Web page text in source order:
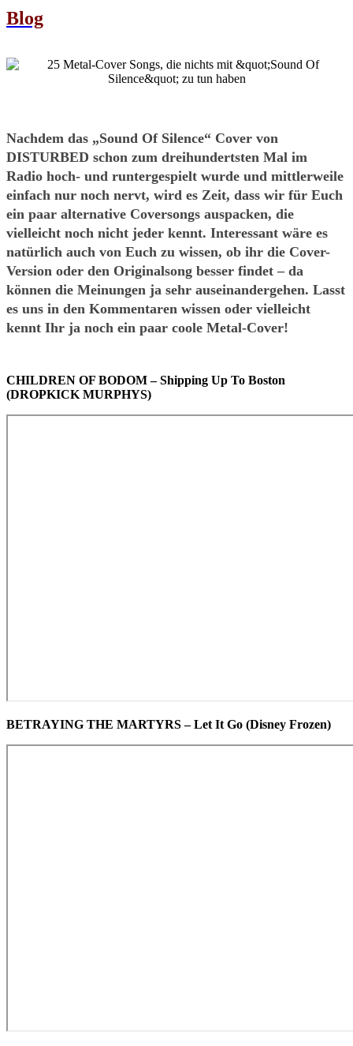
Blog
Nachdem das „Sound Of Silence“ Cover von
DISTURBED schon zum dreihundertsten Mal im
Radio hoch- und runtergespielt wurde und mittlerweile
einfach nur noch nervt, wird es Zeit, dass wir für Euch
ein paar alternative Coversongs auspacken, die
vielleicht noch nicht jeder kennt. Interessant wäre es
natürlich auch von Euch zu wissen, ob ihr die Cover-
Version oder den Originalsong besser findet – da
können die Meinungen ja sehr auseinandergehen. Lasst
es uns in den Kommentaren wissen oder vielleicht
kennt Ihr ja noch ein paar coole Metal-Cover!
CHILDREN OF BODOM – Shipping Up To Boston
(DROPKICK MURPHYS)
BETRAYING THE MARTYRS – Let It Go (Disney Frozen)